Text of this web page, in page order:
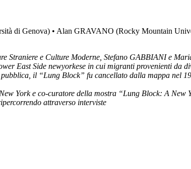
di Genova) • Alan GRAVANO (Rocky Mountain
Straniere e Culture Moderne, Stefano GABBIANI e
East Side newyorkese in cui migranti provenienti da
il “Lung Block” fu cancellato dalla mappa nel
York e co-curatore della mostra “Lung Block: A
attraverso interviste